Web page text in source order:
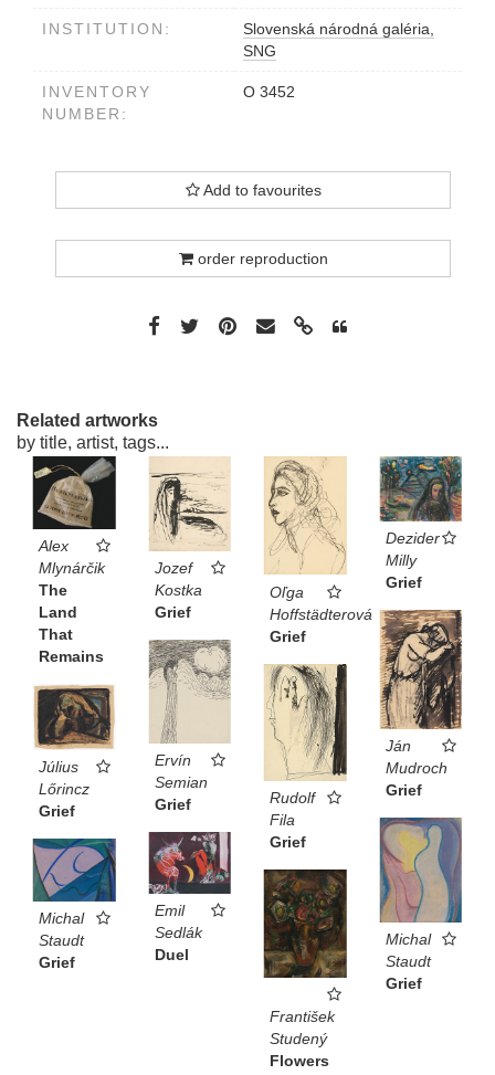
INSTITUTION:
Slovenská národná galéria,
SNG
INVENTORY
NUMBER:
O 3452
Add to favourites
order reproduction
Related artworks
by title, artist, tags...
Alex
Mlynárčik
The
Land
That
Remains
Jozef
Kostka
Grief
Oľga
Hoffstädterová
Grief
Dezider
Milly
Grief
Ján
Mudroch
Grief
Ervín
Semian
Grief
Rudolf
Fila
Grief
Július
Lőrincz
Grief
Michal
Staudt
Grief
Emil
Sedlák
Duel
Michal
Staudt
Grief
František
Studený
Flowers